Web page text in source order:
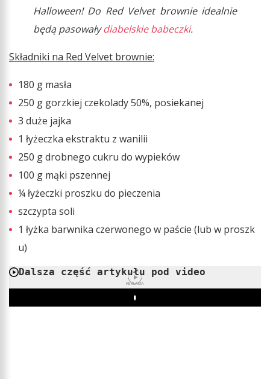
Halloween! Do Red Velvet brownie idealnie
będą pasowałydiabelskie babeczki.
Składniki na Red Velvet brownie:
180 g masła
250 g gorzkiej czekolady 50%, posiekanej
3 duże jajka
1 łyżeczka ekstraktu z wanilii
250 g drobnego cukru do wypieków
100 g mąki pszennej
¼ łyżeczki proszku do pieczenia
szczypta soli
1 łyżka barwnika czerwonego w paście (lub w proszk
u)
Dalsza część artykułu pod video
REKLAMA
Play